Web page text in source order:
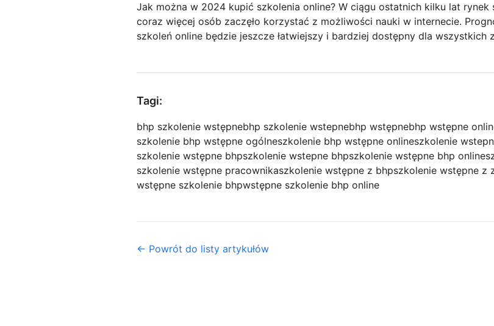
Jak można w 2024 kupić szkolenia online? W ciągu ostatnich kilku lat rynek
coraz więcej osób zaczęło korzystać z możliwości nauki w internecie.
szkoleń online będzie jeszcze łatwiejszy i bardziej dostępny dla wszystkich
Tagi:
bhp szkolenie wstępnebhp szkolenie wstepnebhp wstępnebhp wstępne
szkolenie bhp wstępne ogólneszkolenie bhp wstępne onlineszkolenie
szkolenie wstępne bhpszkolenie wstepne bhpszkolenie wstępne bhp online
szkolenie wstępne pracownikaszkolenie wstępne z bhpszkolenie wstępne z
wstępne szkolenie bhpwstępne szkolenie bhp online
← Powrót do listy artykułów